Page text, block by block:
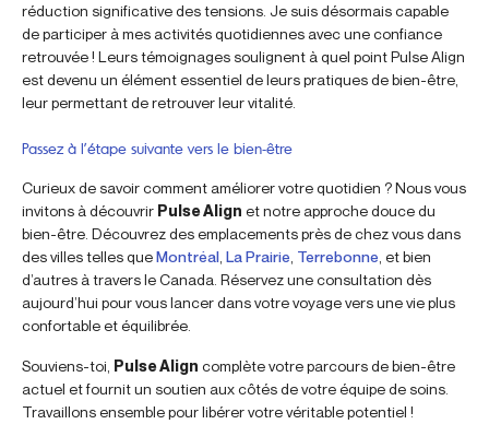
réduction significative des tensions. Je suis désormais capable
de participer à mes activités quotidiennes avec une confiance
retrouvée ! Leurs témoignages soulignent à quel point Pulse Align
est devenu un élément essentiel de leurs pratiques de bien-être,
leur permettant de retrouver leur vitalité.
Passez à l’étape suivante vers le bien-être
Curieux de savoir comment améliorer votre quotidien ? Nous vous
invitons à découvrir Pulse Align et notre approche douce du
bien-être. Découvrez des emplacements près de chez vous dans
des villes telles queMontréal La Prairie Terrebonne , et bien
d’autres à travers le Canada. Réservez une consultation dès
aujourd’hui pour vous lancer dans votre voyage vers une vie plus
confortable et équilibrée.
Souviens-toi, Pulse Align complète votre parcours de bien-être
actuel et fournit un soutien aux côtés de votre équipe de soins.
Travaillons ensemble pour libérer votre véritable potentiel !